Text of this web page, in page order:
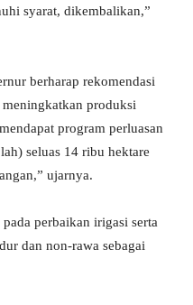
syarat, dikembalikan,”
berharap rekomendasi
produksi
program perluasan
seluas 14 ribu hektare
ujarnya.
perbaikan irigasi serta
dan non-rawa sebagai